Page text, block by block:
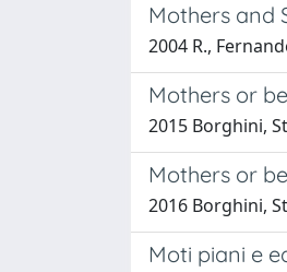
Mothers and
2004 R.,
Mothers or
2015 Borghini,
Mothers or
2016 Borghini,
Moti piani e